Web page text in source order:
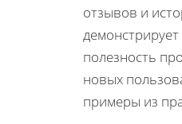
отзывов и
полезность
новых
примеры из